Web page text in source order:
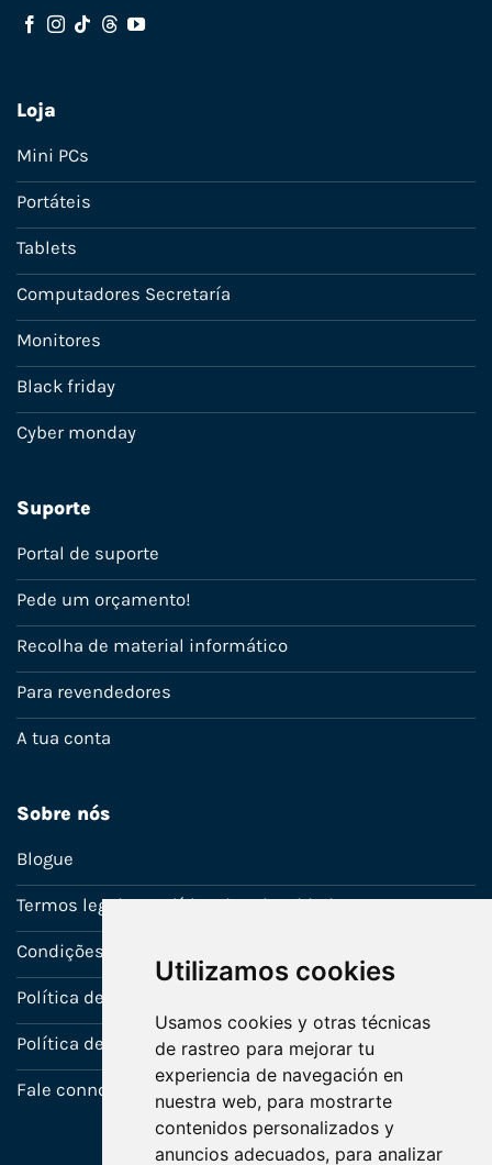
Utilizamos cookies
Usamos cookies y otras técnicas
de rastreo para mejorar tu
experiencia de navegación en
nuestra web, para mostrarte
contenidos personalizados y
anuncios adecuados, para analizar
Loja
Mini PCs
Portáteis
Tablets
Computadores Secretaría
Monitores
Black friday
Cyber monday
Suporte
Portal de suporte
Pede um orçamento!
Recolha de material informático
Para revendedores
A tua conta
Sobre nós
Blogue
Termos legais e política de privacidade
Condições de venda
Política de Garantia
Política de utilização de cookies
Fale connosco